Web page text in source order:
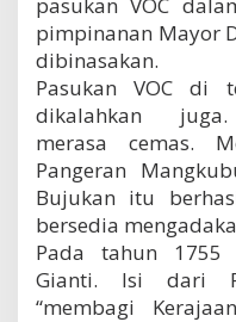
pimpinanan Mayor
dibinasakan.
Pasukan VOC di
dikalahkan juga.
merasa cemas.
Pangeran
Bujukan itu
bersedia
Pada tahun 1755
Gianti. Isi dari
“membagi